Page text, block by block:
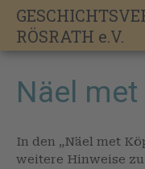
Skip
content
RÖSRATH e.V.
Näel
In den „Näel met
weitere Hinweise